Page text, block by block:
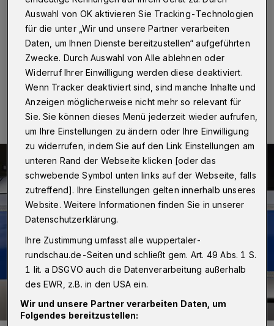
seit Sonntag (29. Mai 2016) gefahndet worden war, ist
gefunden worden. Spaziergänger entdeckten ihn am
Panoramaradweg in Wülfrath.
31.05.2016 , 13:25 Uhr Eine Minute Lesezeit
Auswahl von OK aktivieren Sie Tracking-Technologien
für die unter „Wir und unsere Partner verarbeiten
Daten, um Ihnen Dienste bereitzustellen“ aufgeführten
Zwecke. Durch Auswahl von Alle ablehnen oder
Widerruf Ihrer Einwilligung werden diese deaktiviert.
Wenn Tracker deaktiviert sind, sind manche Inhalte und
Anzeigen möglicherweise nicht mehr so relevant für
Sie. Sie können dieses Menü jederzeit wieder aufrufen,
um Ihre Einstellungen zu ändern oder Ihre Einwilligung
zu widerrufen, indem Sie auf den Link Einstellungen am
unteren Rand der Webseite klicken [oder das
schwebende Symbol unten links auf der Webseite, falls
zutreffend]. Ihre Einstellungen gelten innerhalb unseres
Website. Weitere Informationen finden Sie in unserer
Datenschutzerklärung.
Ihre Zustimmung umfasst alle wuppertaler-
rundschau.de-Seiten und schließt gem. Art. 49 Abs. 1 S.
1 lit. a DSGVO auch die Datenverarbeitung außerhalb
des EWR, z.B. in den USA ein.
Wir und unsere Partner verarbeiten Daten, um
Folgendes bereitzustellen: